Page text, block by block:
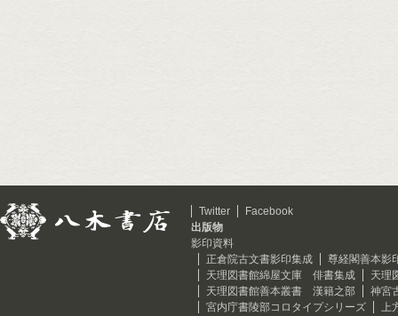
Twitter
Facebook
出版物
影印資料
正倉院古文書影印集成
尊経閣善本影
天理図書館綿屋文庫 俳書集成
天理
天理図書館善本叢書 漢籍之部
神宮
宮内庁書陵部コロタイプシリーズ
上